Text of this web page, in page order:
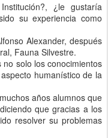
¿le gustaría
su experiencia como
Alexander, después
Fauna Silvestre.
solo los conocimientos
humanístico de la
años alumnos que
que gracias a los
resolver su problemas